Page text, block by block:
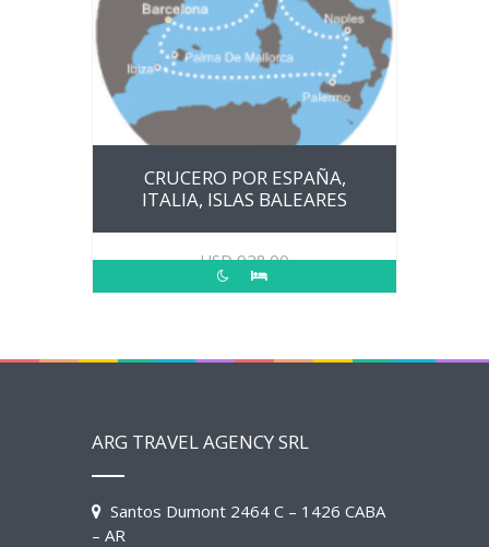
CRUCERO POR ESPAÑA,
ITALIA, ISLAS BALEARES
USD928.00
ARG TRAVEL AGENCY SRL
Santos Dumont 2464 C – 1426 CABA
– AR